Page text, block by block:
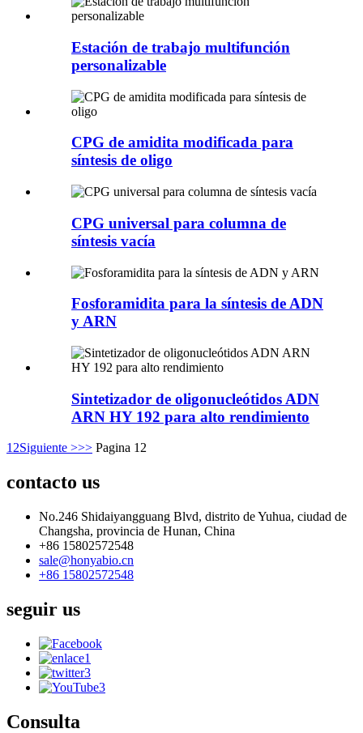
Estación de trabajo multifunción
personalizable
CPG de amidita modificada para
síntesis de oligo
CPG universal para columna de
síntesis vacía
Fosforamidita para la síntesis de ADN
y ARN
Sintetizador de oligonucleótidos ADN
ARN HY 192 para alto rendimiento
1 2Siguiente >>> Pagina 12
contacto us
No.246 Shidaiyangguang Blvd, distrito de Yuhua, ciudad de
Changsha, provincia de Hunan, China
+86 15802572548
sale@honyabio.cn
+86 15802572548
seguir us
Consulta